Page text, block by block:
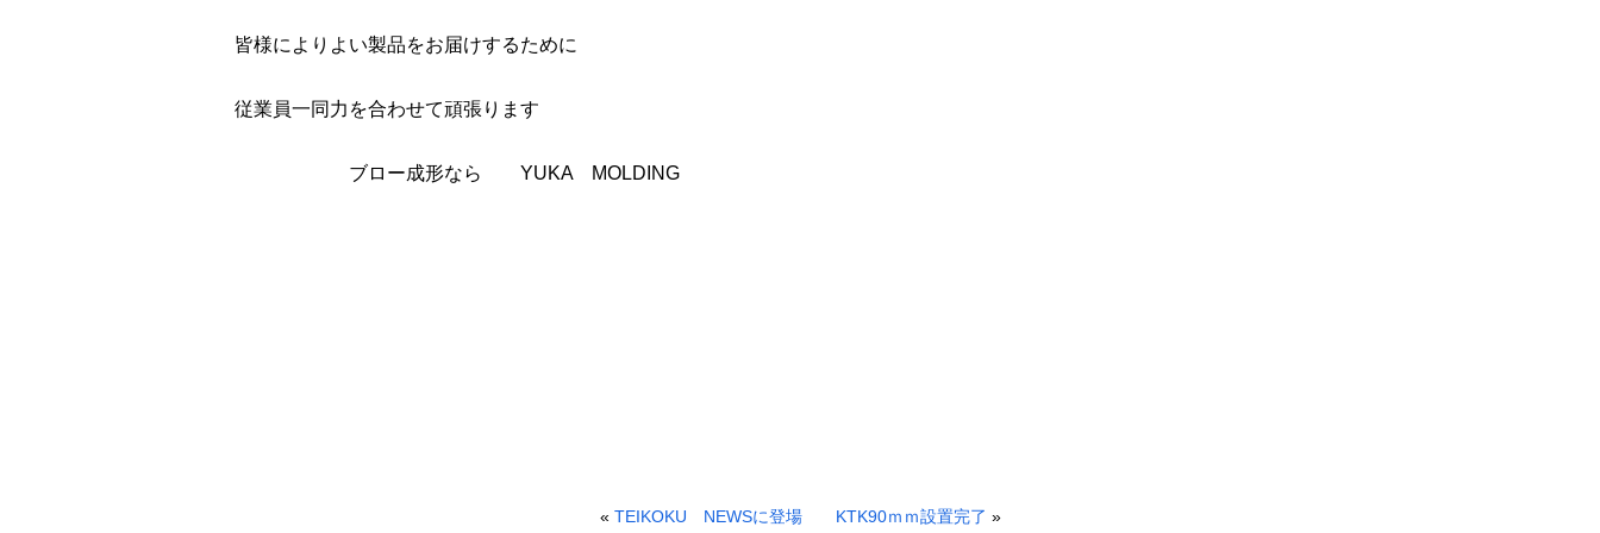
皆様によりよい製品をお届けするために
従業員一同力を合わせて頑張ります
ブロー成形なら YUKA MOLDING
« TEIKOKU NEWSに登場 KTK90ｍｍ設置完了 »